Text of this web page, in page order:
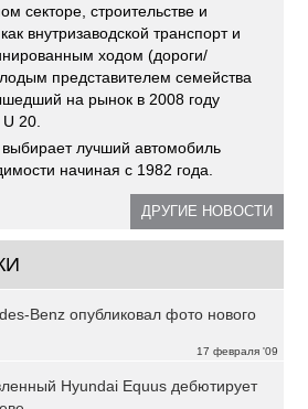
секторе, строительстве и
внутризаводской транспорт и
ходом (дороги/
представителем семейства
на рынок в 2008 году
20.
лучший автомобиль
начиная с 1982 года.
ДРУГИЕ НОВОСТИ
17 февраля '09
Benz опубликовал фото нового
Hyundai Equus дебютирует